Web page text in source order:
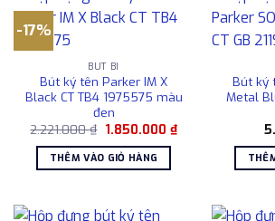
-17%
BÚT BI
Bút ký tên Parker IM X
Black CT TB4 1975575 màu
đen
2.221.000₫ Giá
là:
2.221.000 ₫.
1.850.000 ₫Giá
hiện
1.850.000 ₫.
THÊM VÀO GIỎ HÀNG
Bút ký
Metal